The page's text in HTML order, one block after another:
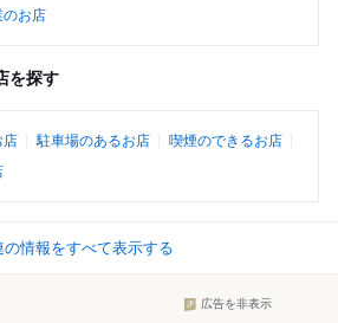
のお店
を探す
店 駐車場のあるお店
喫煙のできるお店
の情報をすべて表示する
広告を非表示